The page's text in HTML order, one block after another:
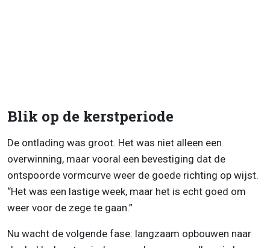
Blik op de kerstperiode
De ontlading was groot. Het was niet alleen een
overwinning, maar vooral een bevestiging dat de
ontspoorde vormcurve weer de goede richting op wijst.
“Het was een lastige week, maar het is echt goed om
weer voor de zege te gaan.”
Nu wacht de volgende fase: langzaam opbouwen naar